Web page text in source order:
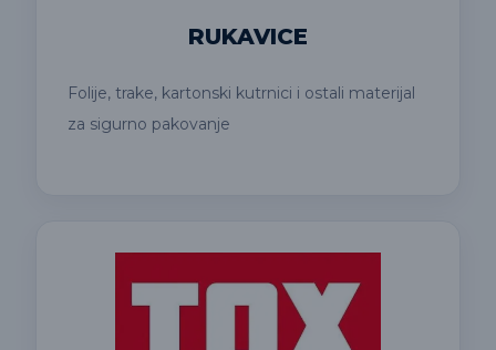
RUKAVICE
Folije, trake, kartonski kutrnici i ostali materijal
za sigurno pakovanje